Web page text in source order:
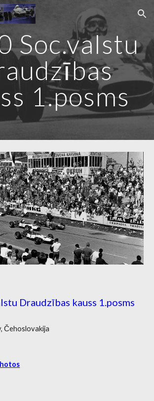
Skip to navigation
Soc.valstu
1.posms
Draudzības kauss 1.posms
Čehoslovakija